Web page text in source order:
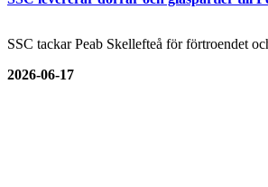
SSC tackar Peab Skellefteå för förtroendet
2026-06-17